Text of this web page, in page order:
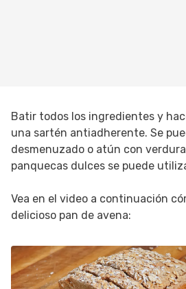
Batir todos los ingredientes y
una sartén antiadherente. Se
desmenuzado o atún con
panquecas dulces se puede
Vea en el video a continuación
delicioso pan de avena: